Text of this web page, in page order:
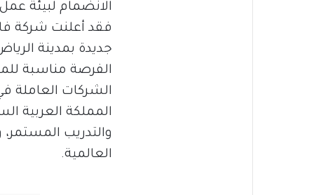
الانضمام لبيئة
فقد أعلنت شركة
جديدة بمدينة
الفرصة مناسبة
الشركات العاملة
المملكة العربية
والتدريب
العالمية.